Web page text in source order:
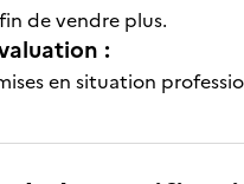
de vendre plus.
:
en situation